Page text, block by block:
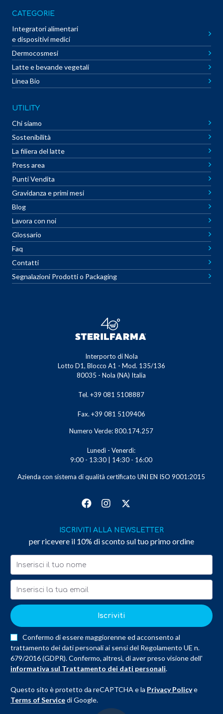
CATEGORIE
Integratori alimentari
e dispositivi medici
Dermocosmesi
Latte e bevande vegetali
Linea Bio
UTILITY
Chi siamo
Sostenibilità
La filiera del latte
Press area
Punti Vendita
Gravidanza e primi mesi
Blog
Lavora con noi
Glossario
Faq
Contatti
Segnalazioni Prodotti o Packaging
Interporto di Nola
Lotto D1, Blocco A1 - Mod. 135/136
80035 - Nola (NA) Italia
Tel. +39 081 5108887
Fax. +39 081 5109406
Numero Verde: 800.174.257
Lunedì - Venerdì:
9:00 - 13:30 | 14:30 - 16:00
Azienda con sistema di qualità certificato UNI EN ISO 9001:2015
ISCRIVITI ALLA NEWSLETTER
per ricevere il 10% di sconto sul tuo primo ordine
Iscriviti
Confermo di essere maggiorenne ed acconsento al
trattamento dei dati personali ai sensi del Regolamento UE n.
679/2016 (GDPR). Confermo, altresì, di aver preso visione dell'
informativa sul Trattamento dei dati personali.
Questo sito è protetto da reCAPTCHA e la Privacy Policye
Terms of Servicedi Google.